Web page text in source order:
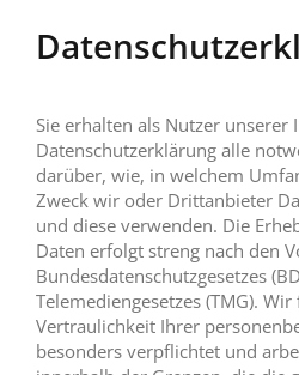
Sie erhalten als Nutzer unserer
Datenschutzerklärung alle
darüber, wie, in welchem
Zweck wir oder Drittanbieter
und diese verwenden. Die
Daten erfolgt streng nach den
Bundesdatenschutzgesetzes
Telemediengesetzes (TMG).
Vertraulichkeit Ihrer
besonders verpflichtet und